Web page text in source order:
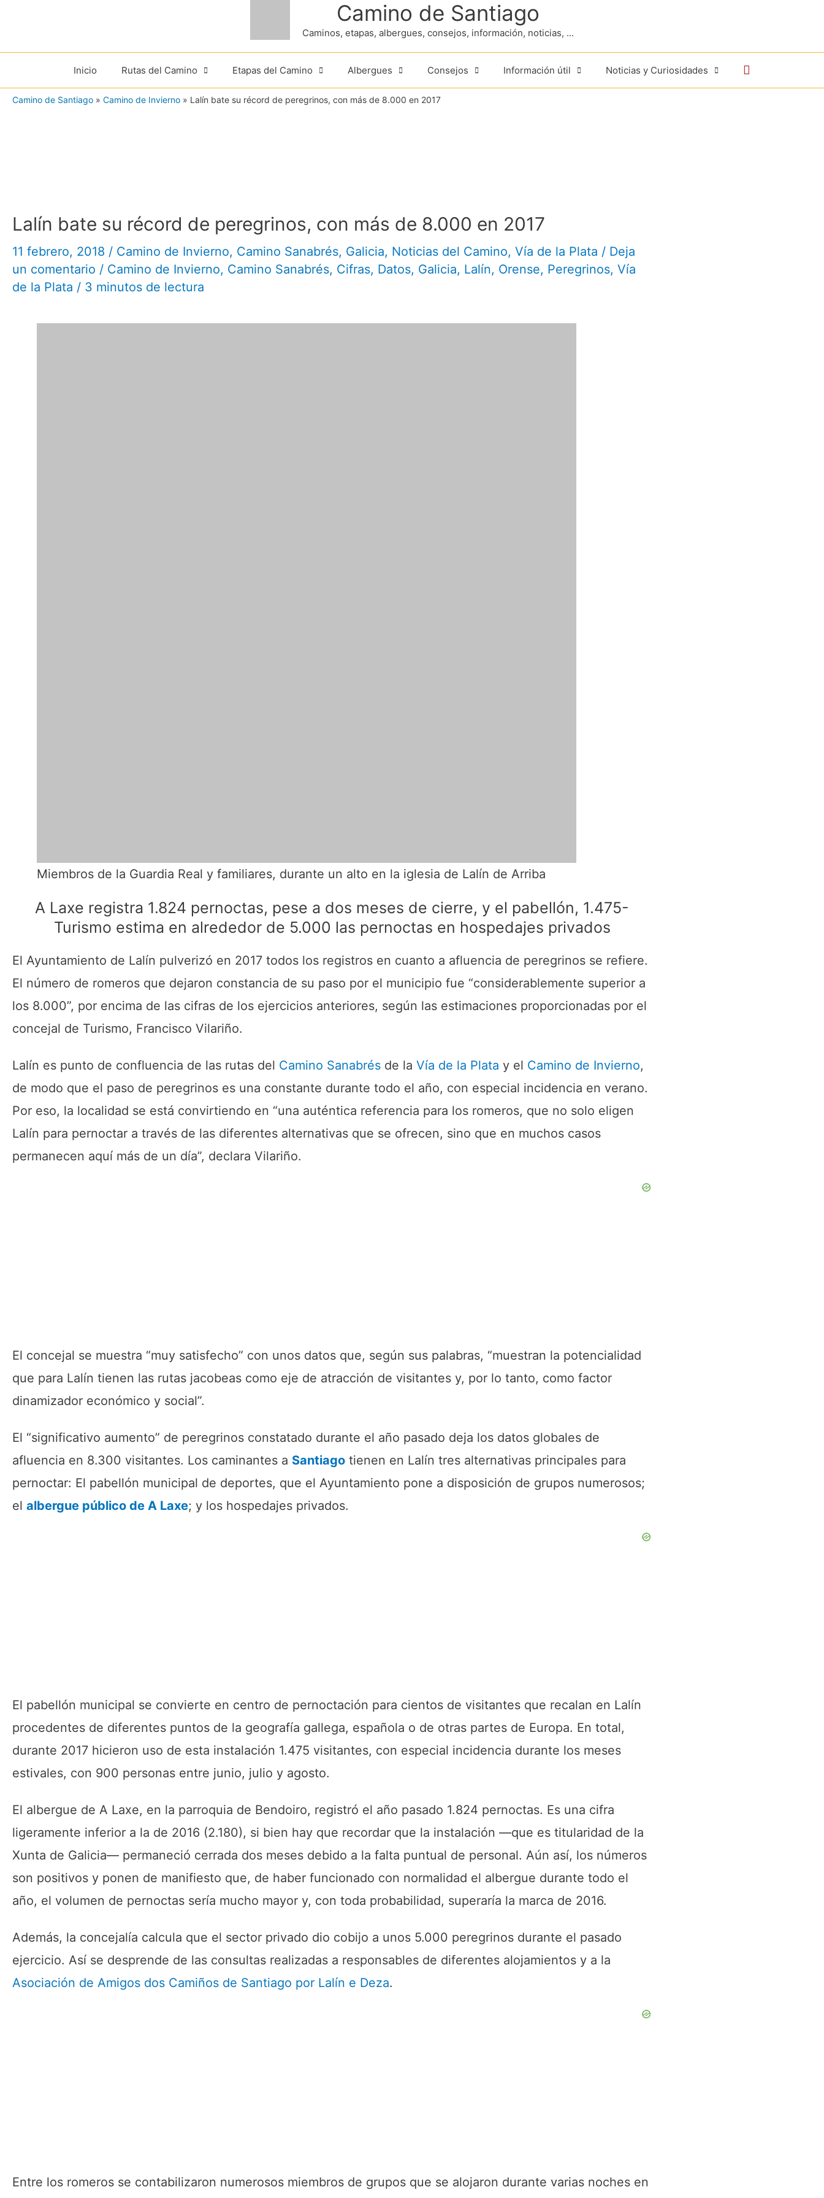
contenido
Camino de Santiago
Caminos, etapas, albergues, consejos, información, noticias, ...
Inicio Rutas del Camino Etapas del Camino Albergues Consejos Información útil Noticias y Curiosidades Buscar
Camino de Santiago » Camino de Invierno » Lalín bate su récord de peregrinos, con más de 8.000 en 2017
Lalín bate su récord de peregrinos, con más de 8.000 en 2017
11 febrero, 2018 / Camino de Invierno, Camino Sanabrés, Galicia, Noticias del Camino, Vía de la Plata / Deja
un comentario / Camino de Invierno, Camino Sanabrés, Cifras, Datos, Galicia, Lalín, Orense, Peregrinos, Vía
de la Plata / 3 minutos de lectura
Miembros de la Guardia Real y familiares, durante un alto en la iglesia de Lalín de Arriba
A Laxe registra 1.824 pernoctas, pese a dos meses de cierre, y el pabellón, 1.475-
Turismo estima en alrededor de 5.000 las pernoctas en hospedajes privados
El Ayuntamiento de Lalín pulverizó en 2017 todos los registros en cuanto a afluencia de peregrinos se refiere.
El número de romeros que dejaron constancia de su paso por el municipio fue “considerablemente superior a
los 8.000”, por encima de las cifras de los ejercicios anteriores, según las estimaciones proporcionadas por el
concejal de Turismo, Francisco Vilariño.
Lalín es punto de confluencia de las rutas del Camino Sanabrés de la Vía de la Plata y el Camino de Invierno,
de modo que el paso de peregrinos es una constante durante todo el año, con especial incidencia en verano.
Por eso, la localidad se está convirtiendo en “una auténtica referencia para los romeros, que no solo eligen
Lalín para pernoctar a través de las diferentes alternativas que se ofrecen, sino que en muchos casos
permanecen aquí más de un día”, declara Vilariño.
El concejal se muestra “muy satisfecho” con unos datos que, según sus palabras, “muestran la potencialidad
que para Lalín tienen las rutas jacobeas como eje de atracción de visitantes y, por lo tanto, como factor
dinamizador económico y social”.
El “significativo aumento” de peregrinos constatado durante el año pasado deja los datos globales de
afluencia en 8.300 visitantes. Los caminantes a Santiago tienen en Lalín tres alternativas principales para
pernoctar: El pabellón municipal de deportes, que el Ayuntamiento pone a disposición de grupos numerosos;
el albergue público de A Laxe; y los hospedajes privados.
El pabellón municipal se convierte en centro de pernoctación para cientos de visitantes que recalan en Lalín
procedentes de diferentes puntos de la geografía gallega, española o de otras partes de Europa. En total,
durante 2017 hicieron uso de esta instalación 1.475 visitantes, con especial incidencia durante los meses
estivales, con 900 personas entre junio, julio y agosto.
El albergue de A Laxe, en la parroquia de Bendoiro, registró el año pasado 1.824 pernoctas. Es una cifra
ligeramente inferior a la de 2016 (2.180), si bien hay que recordar que la instalación —que es titularidad de la
Xunta de Galicia— permaneció cerrada dos meses debido a la falta puntual de personal. Aún así, los números
son positivos y ponen de manifiesto que, de haber funcionado con normalidad el albergue durante todo el
año, el volumen de pernoctas sería mucho mayor y, con toda probabilidad, superaría la marca de 2016.
Además, la concejalía calcula que el sector privado dio cobijo a unos 5.000 peregrinos durante el pasado
ejercicio. Así se desprende de las consultas realizadas a responsables de diferentes alojamientos y a la
Asociación de Amigos dos Camiños de Santiago por Lalín e Deza.
Entre los romeros se contabilizaron numerosos miembros de grupos que se alojaron durante varias noches en